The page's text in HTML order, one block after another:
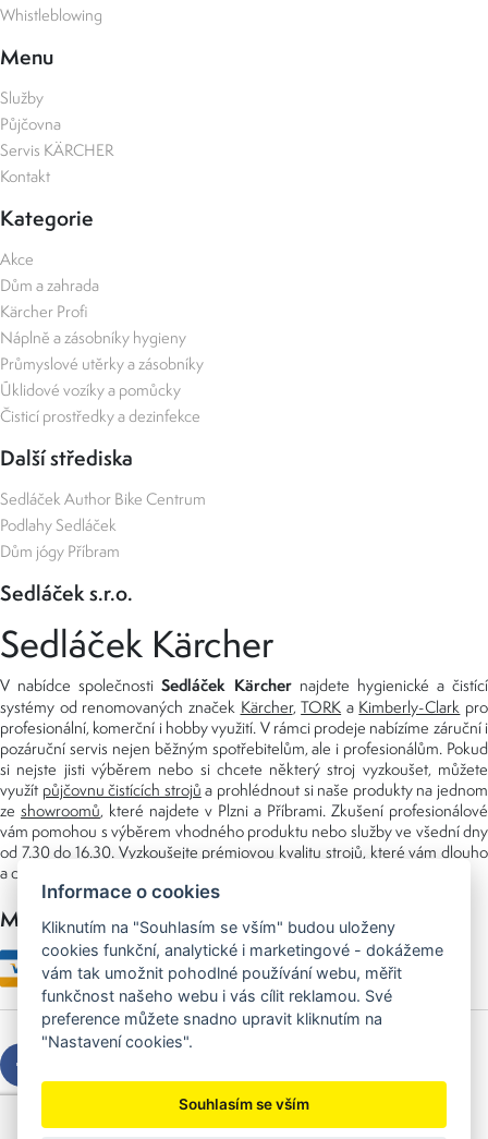
Whistleblowing
Menu
Služby
Půjčovna
Servis KÄRCHER
Kontakt
Kategorie
Akce
Dům a zahrada
Kärcher Profi
Náplně a zásobníky hygieny
Průmyslové utěrky a zásobníky
Úklidové vozíky a pomůcky
Čisticí prostředky a dezinfekce
Další střediska
Sedláček Author Bike Centrum
Podlahy Sedláček
Dům jógy Příbram
Sedláček s.r.o.
Sedláček Kärcher
V nabídce společnostiSedláček Kärchernajdete hygienické a čistící
systémy od renomovaných značek Kärcher,TORK a Kimberly-Clark pro
profesionální, komerční i hobby využití. V rámci prodeje nabízíme záruční i
pozáruční servis nejen běžným spotřebitelům, ale i profesionálům. Pokud
si nejste jisti výběrem nebo si chcete některý stroj vyzkoušet, můžete
využít půjčovnu čistících strojů a prohlédnout si naše produkty na jednom
ze showroomů, které najdete v Plzni a Příbrami. Zkušení profesionálové
vám pomohou s výběrem vhodného produktu nebo služby ve všední dny
od 7.30 do 16.30. Vyzkoušejte prémiovou kvalitu strojů, které vám dlouho
a dobře poslouží nejen doma, ale i v zaměstnání.
Možnosti platby
Copyright © 2026 Sedláček s.r.o.
Created byOLC Webdesign
Informace o cookies
Kliknutím na "Souhlasím se vším" budou uloženy
cookies funkční, analytické i marketingové - dokážeme
vám tak umožnit pohodlné používání webu, měřit
funkčnost našeho webu i vás cílit reklamou. Své
preference můžete snadno upravit kliknutím na
"Nastavení cookies".
Souhlasím se vším